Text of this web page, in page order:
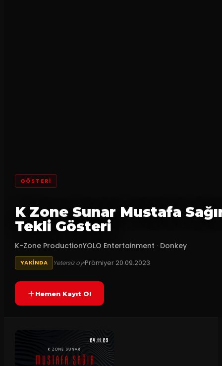
GÖSTERI
K Zone Sunar Mustafa
Tekli Gösteri
K-Zone ProductionYOLO Entertainment · Donkey
YAKINDA Yetersiz oyPrömiyer 20.09.2023
Hemen Kayıt Ol